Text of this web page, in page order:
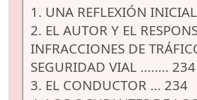
1. UNA REFLEXIÓN
2. EL AUTOR Y EL
INFRACCIONES DE
SEGURIDAD VIAL ........ 234
3. EL CONDUCTOR ... 234